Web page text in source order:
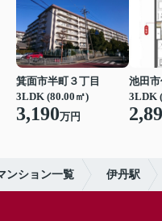
箕面市半町３丁目
3LDK (80.00㎡)
3,190万円
池田市
3LDK
ンション一覧 伊丹駅